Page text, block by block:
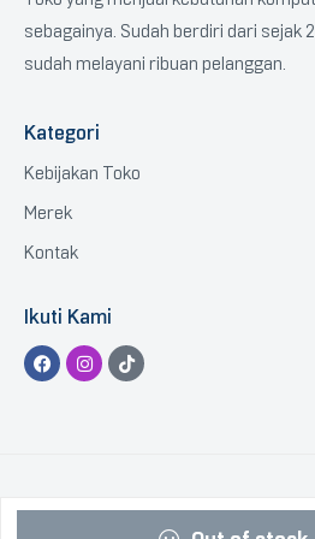
sebagainya. Sudah berdiri dari sejak
sudah melayani ribuan pelanggan.
Kategori
Kebijakan Toko
Merek
Kontak
Ikuti Kami